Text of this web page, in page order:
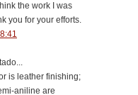
the work I was
you for your efforts.
is leather finishing;
aniline are